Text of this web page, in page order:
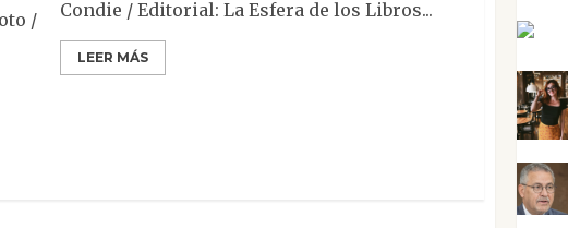
/
Condie / Editorial: La Esfera de los Libros...
LEER MÁS